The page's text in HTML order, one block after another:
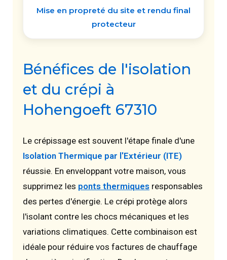
Mise en propreté du site et rendu final
protecteur
Bénéfices de l'isolation
et du crépi à
Hohengoeft 67310
Le crépissage est souvent l'étape finale d'une
Isolation Thermique par l'Extérieur (ITE)
réussie. En enveloppant votre maison, vous
supprimez les ponts thermiques responsables
des pertes d'énergie. Le crépi protège alors
l'isolant contre les chocs mécaniques et les
variations climatiques. Cette combinaison est
idéale pour réduire vos factures de chauffage